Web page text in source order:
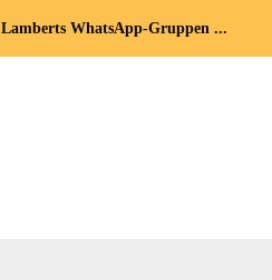
Lamberts WhatsApp-Gruppen ...